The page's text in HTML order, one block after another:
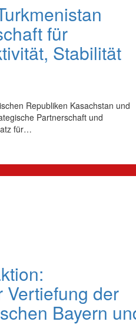
für
Stabilität
Republiken Kasachstan und
Partnerschaft und
für…
Vertiefung der
Bayern